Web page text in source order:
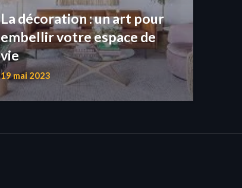
La décoration : un art pour
embellir votre espace de
vie
19 mai 2023